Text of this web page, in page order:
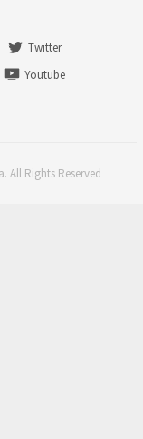
Twitter
Youtube
All Rights Reserved